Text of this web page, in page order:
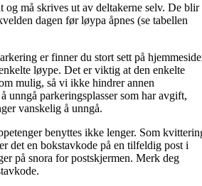
og må skrives ut av deltakerne selv. De blir
dagen før løypa åpnes (se tabellen
er finner du stort sett på
løype. Det er viktig at den enkelte
mulig, så vi ikke hindrer annen
unngå parkeringsplasser som har avgift,
vanskelig å unngå.
benyttes ikke lenger. Som
det en bokstavkode på en tilfeldig post i
på snora for postskjermen. Merk deg